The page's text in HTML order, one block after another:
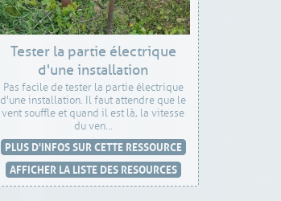
Tester la partie électrique
d'une installation
Pas facile de tester la partie électrique
d'une installation. Il faut attendre que le
vent souffle et quand il est là, la vitesse
du ven...
PLUS D'INFOS SUR CETTE RESSOURCE
AFFICHER LA LISTE DES RESOURCES